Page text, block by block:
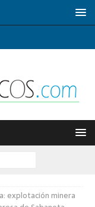
explotación minera